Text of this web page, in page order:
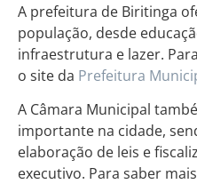
A prefeitura de Biritinga
população, desde
infraestrutura e lazer.
o site da Prefeitura
A Câmara Municipal
importante na cidade,
elaboração de leis e
executivo. Para saber